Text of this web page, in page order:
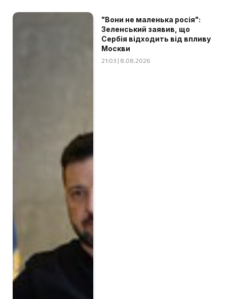
"Вони не маленька росія":
Зеленський заявив, що
Сербія відходить від впливу
Москви
21:03 | 8.08.2026